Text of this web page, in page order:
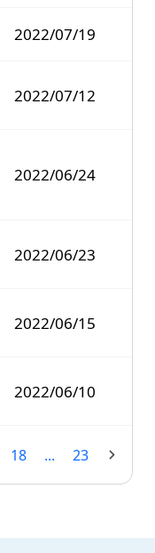
2022/07/19
2022/07/12
2022/06/24
2022/06/23
2022/06/15
2022/06/10
18 ... 23